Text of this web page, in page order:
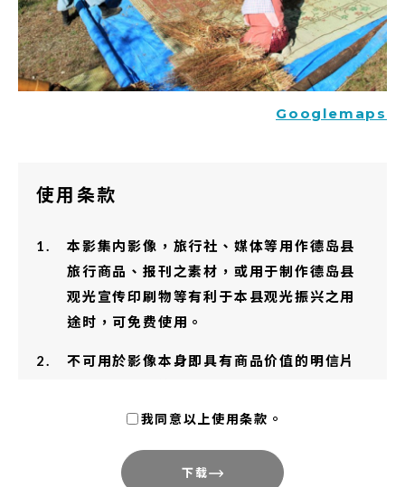
Googlemaps
使用条款
本影集内影像，旅行社、媒体等用作德岛县
旅行商品、报刊之素材，或用于制作德岛县
观光宣传印刷物等有利于本县观光振兴之用
途时，可免费使用。
不可用於影像本身即具有商品价值的明信片
使用本影集内影像制作的成果物，请寄送样
刊一份至条款末的联络地址。 ※于网络媒体
使用时，请告知网址。于报刊及电视使用
我同意以上使用条款。
下载